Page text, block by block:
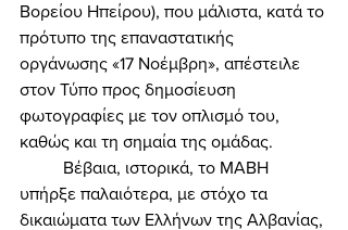
Βορείου Ηπείρου), που μάλιστα, κατά το
πρότυπο της επαναστατικής
οργάνωσης «17 Νοέμβρη», απέστειλε
στον Τύπο προς δημοσίευση
φωτογραφίες με τον οπλισμό του,
καθώς και τη σημαία της ομάδας.
υπήρξε παλαιότερα, με στόχο τα
δικαιώματα των Ελλήνων της Αλβανίας,